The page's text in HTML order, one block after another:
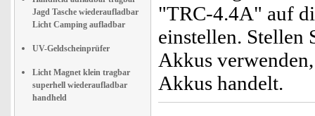
Jagd Tasche wiederaufladbar
Licht Camping aufladbar
UV-Geldscheinprüfer
Licht Magnet klein tragbar
superhell wiederaufladbar
handheld
"TRC-4.4A" auf
einstellen. Stellen
Akkus
Akkus handelt.